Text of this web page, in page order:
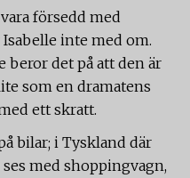
försedd med
inte med om.
det på att den är
som en dramatens
ett skratt.
bilar; i Tyskland där
med shoppingvagn,